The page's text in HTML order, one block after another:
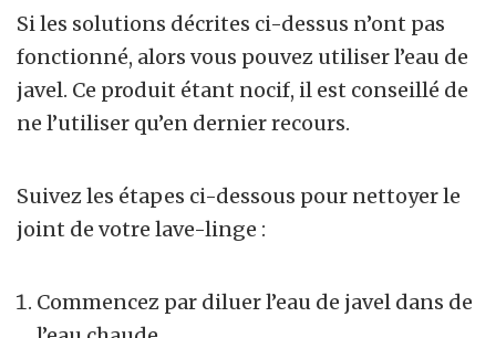
Si les solutions décrites ci-dessus n’ont pas
fonctionné, alors vous pouvez utiliser l’eau de
javel. Ce produit étant nocif, il est conseillé de
ne l’utiliser qu’en dernier recours.
Suivez les étapes ci-dessous pour nettoyer le
joint de votre lave-linge :
Commencez par diluer l’eau de javel dans de